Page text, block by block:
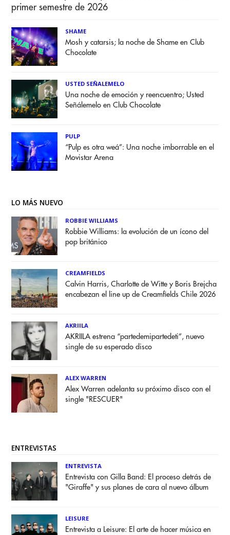
primer semestre de 2026
SHAME
Mosh y catarsis; la noche de Shame en Club
Chocolate
USTED SEÑALEMELO
Una noche de emoción y reencuentro; Usted
Señálemelo en Club Chocolate
PULP
“Pulp es otra weá”: Una noche imborrable en el
Movistar Arena
LO MÁS NUEVO
ROBBIE WILLIAMS
Robbie Williams: la evolución de un ícono del
pop británico
CREAMFIELDS
Calvin Harris, Charlotte de Witte y Boris Brejcha
encabezan el line up de Creamfields Chile 2026
AKRIILA
AKRIILA estrena “partedemipartedeti”, nuevo
single de su esperado disco
ALEX WARREN
Alex Warren adelanta su próximo disco con el
single "RESCUER"
ENTREVISTAS
ENTREVISTA
Entrevista con Gilla Band: El proceso detrás de
"Giraffe" y sus planes de cara al nuevo álbum
LEISURE
Entrevista a Leisure: El arte de hacer música en